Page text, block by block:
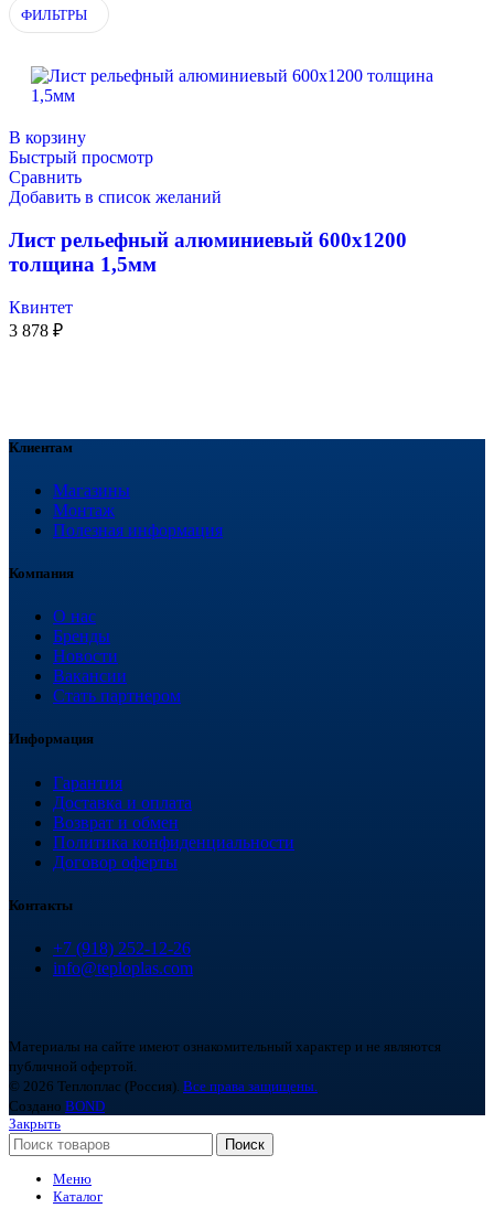
ФИЛЬТРЫ
В корзину
Быстрый просмотр
Сравнить
Добавить в список желаний
Лист рельефный алюминиевый 600х1200
толщина 1,5мм
Квинтет
3 878 ₽
Клиентам
Магазины
Монтаж
Полезная информация
Компания
О нас
Бренды
Новости
Вакансии
Стать партнером
Информация
Гарантия
Доставка и оплата
Возврат и обмен
Политика конфиденциальности
Договор оферты
Контакты
+7 (918) 252-12-26
info@teploplas.com
Материалы на сайте имеют ознакомительный характер и не являются
публичной офертой.
© 2026 Теплоплас (Россия). Все права защищены.
Создано BOND
Закрыть
Поиск
Меню
Каталог